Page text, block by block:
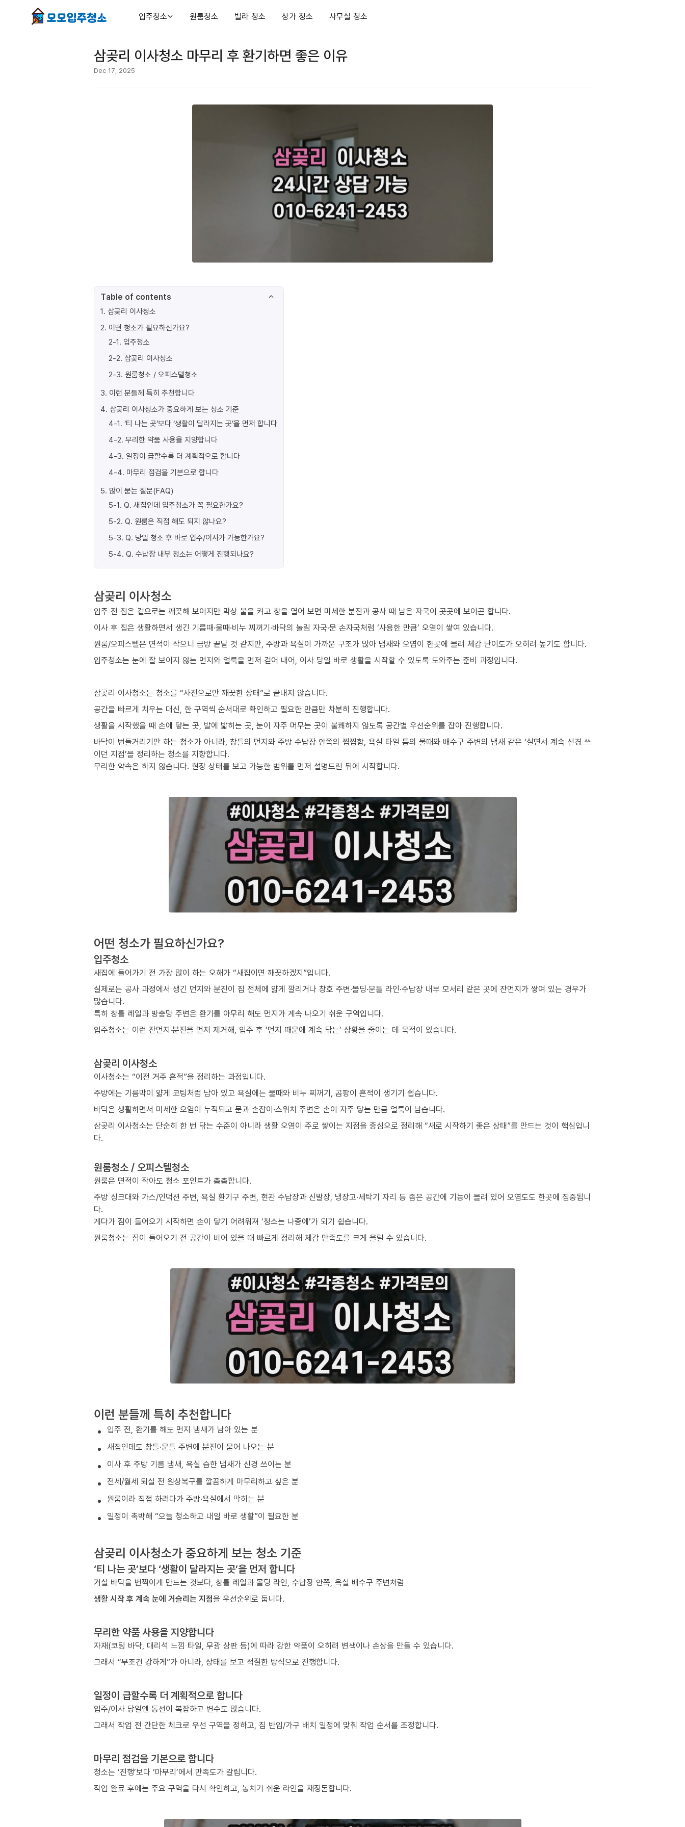
입주청소 원룸청소 빌라 청소 상가 청소 사무실 청소
삼곶리 이사청소 마무리 후 환기하면 좋은 이유
Dec 17, 2025
Table of contents
1. 삼곶리 이사청소
2. 어떤 청소가 필요하신가요?
2-1. 입주청소
2-2. 삼곶리 이사청소
2-3. 원룸청소 / 오피스텔청소
3. 이런 분들께 특히 추천합니다
4. 삼곶리 이사청소가 중요하게 보는 청소 기준
4-1. ‘티 나는 곳’보다 ‘생활이 달라지는 곳’을 먼저 합니다
4-2. 무리한 약품 사용을 지양합니다
4-3. 일정이 급할수록 더 계획적으로 합니다
4-4. 마무리 점검을 기본으로 합니다
5. 많이 묻는 질문(FAQ)
5-1. Q. 새집인데 입주청소가 꼭 필요한가요?
5-2. Q. 원룸은 직접 해도 되지 않나요?
5-3. Q. 당일 청소 후 바로 입주/이사가 가능한가요?
5-4. Q. 수납장 내부 청소는 어떻게 진행되나요?
삼곶리 이사청소
입주 전 집은 겉으로는 깨끗해 보이지만 막상 불을 켜고 창을 열어 보면 미세한 분진과 공사 때 남은 자국이 곳곳에 보이곤 합니다.
이사 후 집은 생활하면서 생긴 기름때·물때·비누 찌꺼기·바닥의 눌림 자국·문 손자국처럼 ‘사용한 만큼’ 오염이 쌓여 있습니다.
원룸/오피스텔은 면적이 작으니 금방 끝날 것 같지만, 주방과 욕실이 가까운 구조가 많아 냄새와 오염이 한곳에 몰려 체감 난이도가 오히려 높기도 합니다.
입주청소는 눈에 잘 보이지 않는 먼지와 얼룩을 먼저 걷어 내어, 이사 당일 바로 생활을 시작할 수 있도록 도와주는 준비 과정입니다.
삼곶리 이사청소는 청소를 “사진으로만 깨끗한 상태”로 끝내지 않습니다.
공간을 빠르게 치우는 대신, 한 구역씩 순서대로 확인하고 필요한 만큼만 차분히 진행합니다.
생활을 시작했을 때 손에 닿는 곳, 발에 밟히는 곳, 눈이 자주 머무는 곳이 불쾌하지 않도록 공간별 우선순위를 잡아 진행합니다.
바닥이 번들거리기만 하는 청소가 아니라, 창틀의 먼지와 주방 수납장 안쪽의 찝찝함, 욕실 타일 틈의 물때와 배수구 주변의 냄새 같은 ‘살면서 계속 신경 쓰
이던 지점’을 정리하는 청소를 지향합니다.
무리한 약속은 하지 않습니다. 현장 상태를 보고 가능한 범위를 먼저 설명드린 뒤에 시작합니다.
어떤 청소가 필요하신가요?
입주청소
새집에 들어가기 전 가장 많이 하는 오해가 “새집이면 깨끗하겠지”입니다.
실제로는 공사 과정에서 생긴 먼지와 분진이 집 전체에 얇게 깔리거나 창호 주변·몰딩·문틀 라인·수납장 내부 모서리 같은 곳에 잔먼지가 쌓여 있는 경우가
많습니다.
특히 창틀 레일과 방충망 주변은 환기를 아무리 해도 먼지가 계속 나오기 쉬운 구역입니다.
입주청소는 이런 잔먼지·분진을 먼저 제거해, 입주 후 ‘먼지 때문에 계속 닦는’ 상황을 줄이는 데 목적이 있습니다.
삼곶리 이사청소
이사청소는 “이전 거주 흔적”을 정리하는 과정입니다.
주방에는 기름막이 얇게 코팅처럼 남아 있고 욕실에는 물때와 비누 찌꺼기, 곰팡이 흔적이 생기기 쉽습니다.
바닥은 생활하면서 미세한 오염이 누적되고 문과 손잡이·스위치 주변은 손이 자주 닿는 만큼 얼룩이 남습니다.
삼곶리 이사청소는 단순히 한 번 닦는 수준이 아니라 생활 오염이 주로 쌓이는 지점을 중심으로 정리해 “새로 시작하기 좋은 상태”를 만드는 것이 핵심입니
다.
원룸청소 / 오피스텔청소
원룸은 면적이 작아도 청소 포인트가 촘촘합니다.
주방 싱크대와 가스/인덕션 주변, 욕실 환기구 주변, 현관 수납장과 신발장, 냉장고·세탁기 자리 등 좁은 공간에 기능이 몰려 있어 오염도도 한곳에 집중됩니
다.
게다가 짐이 들어오기 시작하면 손이 닿기 어려워져 ‘청소는 나중에’가 되기 쉽습니다.
원룸청소는 짐이 들어오기 전 공간이 비어 있을 때 빠르게 정리해 체감 만족도를 크게 올릴 수 있습니다.
이런 분들께 특히 추천합니다
입주 전, 환기를 해도 먼지 냄새가 남아 있는 분
새집인데도 창틀·문틀 주변에 분진이 묻어 나오는 분
이사 후 주방 기름 냄새, 욕실 습한 냄새가 신경 쓰이는 분
전세/월세 퇴실 전 원상복구를 깔끔하게 마무리하고 싶은 분
원룸이라 직접 하려다가 주방·욕실에서 막히는 분
일정이 촉박해 “오늘 청소하고 내일 바로 생활”이 필요한 분
삼곶리 이사청소가 중요하게 보는 청소 기준
‘티 나는 곳’보다 ‘생활이 달라지는 곳’을 먼저 합니다
거실 바닥을 번쩍이게 만드는 것보다, 창틀 레일과 몰딩 라인, 수납장 안쪽, 욕실 배수구 주변처럼
생활 시작 후 계속 눈에 거슬리는 지점을 우선순위로 둡니다.
무리한 약품 사용을 지양합니다
자재(코팅 바닥, 대리석 느낌 타일, 무광 상판 등)에 따라 강한 약품이 오히려 변색이나 손상을 만들 수 있습니다.
그래서 “무조건 강하게”가 아니라, 상태를 보고 적절한 방식으로 진행합니다.
일정이 급할수록 더 계획적으로 합니다
입주/이사 당일엔 동선이 복잡하고 변수도 많습니다.
그래서 작업 전 간단한 체크로 우선 구역을 정하고, 짐 반입/가구 배치 일정에 맞춰 작업 순서를 조정합니다.
마무리 점검을 기본으로 합니다
청소는 ‘진행’보다 ‘마무리’에서 만족도가 갈립니다.
작업 완료 후에는 주요 구역을 다시 확인하고, 놓치기 쉬운 라인을 재정돈합니다.